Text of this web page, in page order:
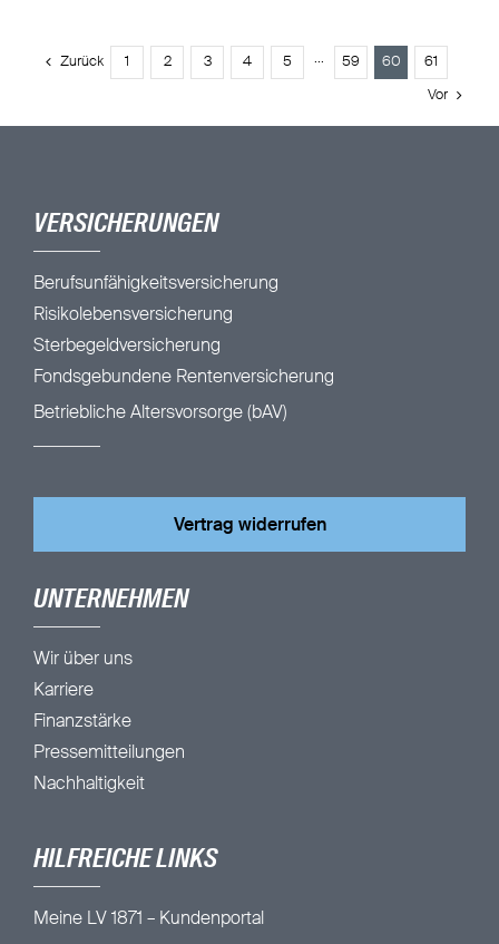
Zurück 1 2 3 4 5 ··· 59 60 61
Vor
VERSICHERUNGEN
Berufsunfähigkeitsversicherung
Risikolebensversicherung
Sterbegeldversicherung
Fondsgebundene Rentenversicherung
Betriebliche Altersvorsorge (bAV)
Vertrag widerrufen
UNTERNEHMEN
Wir über uns
Karriere
Finanzstärke
Pressemitteilungen
Nachhaltigkeit
HILFREICHE LINKS
Meine LV 1871 – Kundenportal